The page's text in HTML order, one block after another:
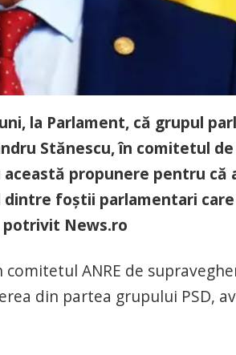
la Parlament, că grupul
Stănescu, în comitetul
această propunere pentru
foştii parlamentari
potrivit News.ro
ANRE de
din partea grupului PSD,